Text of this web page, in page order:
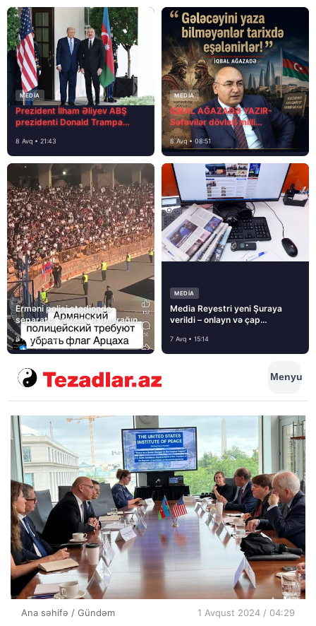
MEDİA
Prezident İlham Əliyev ABŞ
prezidenti Donald Trampa
8 Avq • 21:43
MEDİA
İQBAL AĞAZADƏ YAZIR-
Səfəvilər dövləti milli
dövlətdirmi?
8 Avq • 08:51
Erməni polisi stadionda
separatçı “Artsax”ın bayrağını
müsadirə etdi və…
8 Avq • 08:39
MEDİA
Media Reyestri yeni Şuraya
verildi – onlayn və çap
7 Avq • 15:14
Menyu
Ana səhifə / Gündəm 1 Avqust 2024 / 04:29